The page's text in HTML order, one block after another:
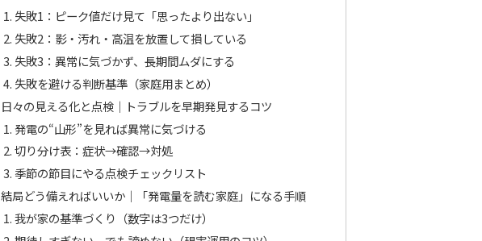
失敗1：ピーク値だけ見て「思ったより出ない」
失敗2：影・汚れ・高温を放置して損している
失敗3：異常に気づかず、長期間ムダにする
失敗を避ける判断基準（家庭用まとめ）
日々の見える化と点検｜トラブルを早期発見するコツ
発電の“山形”を見れば異常に気づける
切り分け表：症状→確認→対処
季節の節目にやる点検チェックリスト
結局どう備えればいいか｜「発電量を読む家庭」になる手順
我が家の基準づくり（数字は3つだけ）